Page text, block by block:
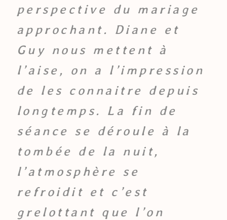
perspective du mariage
approchant. Diane et
Guy nous mettent à
l’aise, on a l’impression
de les connaitre depuis
longtemps. La fin de
séance se déroule à la
tombée de la nuit,
l’atmosphère se
refroidit et c’est
grelottant que l’on